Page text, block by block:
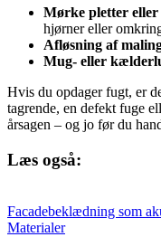
Mørke pletter
hjørner eller
Afløsning af
Mug- eller
Hvis du opdager fugt, er
tagrende, en defekt fuge
årsagen – og jo før du
Læs også:
Facadebeklædning som
Materialer